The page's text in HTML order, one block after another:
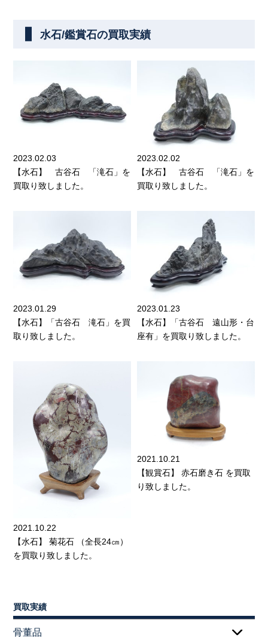
水石/鑑賞石の買取実績
2023.02.03
【水石】 古谷石 「滝石」を
買取り致しました。
2023.02.02
【水石】 古谷石 「滝石」を
買取り致しました。
2023.01.29
【水石】「古谷石 滝石」を買
取り致しました。
2023.01.23
【水石】「古谷石 遠山形・台
座有」を買取り致しました。
2021.10.22
【水石】 菊花石 （全長24㎝）
を買取り致しました。
2021.10.21
【観賞石】 赤石磨き石 を買取
り致しました。
買取実績
骨董品